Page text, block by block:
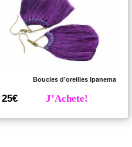
Boucles d’oreilles Ipanema
25€ J’Achete!